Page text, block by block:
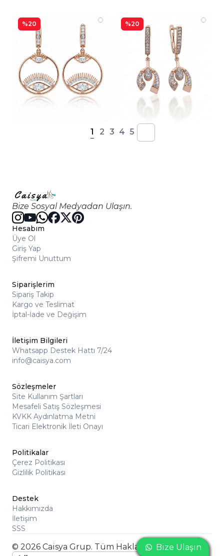
%20 %20
1 2 3 4 5
Bize Sosyal Medyadan Ulaşın.
Hesabım
Üye Ol
Giriş Yap
Şifremi Unuttum
Siparişlerim
Sipariş Takip
Kargo ve Teslimat
İptal-İade ve Değişim
İletişim Bilgileri
Whatsapp Destek Hattı 7/24
info@caisya.com
Sözleşmeler
Site Kullanım Şartları
Mesafeli Satış Sözleşmesi
KVKK Aydınlatma Metni
Ticari Elektronik İleti Onayı
Politikalar
Çerez Politikası
Gizlilik Politikası
Destek
Hakkımızda
İletişim
SSS
© 2026 Caisya Grup. Tüm Hakları SaklıdırBize Ulaşın
Bize Ulaşın
Bize Ulaşın